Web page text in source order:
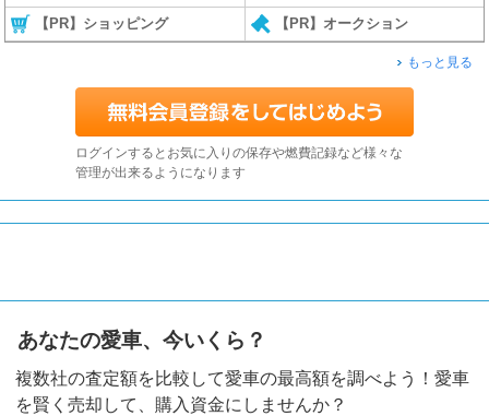
【PR】ショッピング 【PR】オークション
もっと見る
ログインするとお気に入りの保存や燃費記録など様々な
管理が出来るようになります
あなたの愛車、今いくら？
複数社の査定額を比較して愛車の最高額を調べよう！愛車
を賢く売却して、購入資金にしませんか？